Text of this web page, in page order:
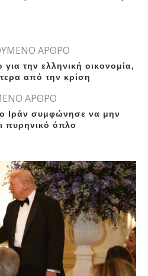
ΑΡΘΡΟ
την ελληνική οικονομία,
από την κρίση
ΑΡΘΡΟ
Ιράν συμφώνησε να μην
πυρηνικό όπλο